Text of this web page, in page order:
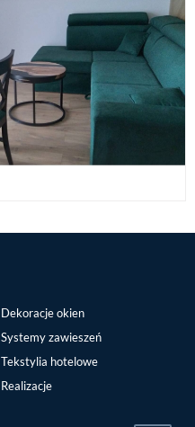
Dekoracje okien
Systemy zawieszeń
Tekstylia hotelowe
Realizacje